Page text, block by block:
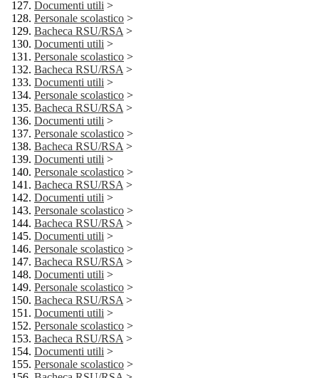
Documenti utili >
Personale scolastico >
Bacheca RSU/RSA >
Documenti utili >
Personale scolastico >
Bacheca RSU/RSA >
Documenti utili >
Personale scolastico >
Bacheca RSU/RSA >
Documenti utili >
Personale scolastico >
Bacheca RSU/RSA >
Documenti utili >
Personale scolastico >
Bacheca RSU/RSA >
Documenti utili >
Personale scolastico >
Bacheca RSU/RSA >
Documenti utili >
Personale scolastico >
Bacheca RSU/RSA >
Documenti utili >
Personale scolastico >
Bacheca RSU/RSA >
Documenti utili >
Personale scolastico >
Bacheca RSU/RSA >
Documenti utili >
Personale scolastico >